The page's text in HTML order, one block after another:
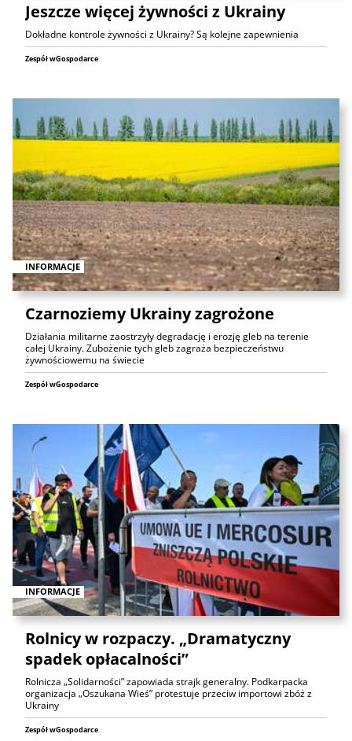
Jeszcze więcej żywności z Ukrainy
Dokładne kontrole żywności z Ukrainy? Są kolejne zapewnienia
Zespół wGospodarce
INFORMACJE
Czarnoziemy Ukrainy zagrożone
Działania militarne zaostrzyły degradację i erozję gleb na terenie
całej Ukrainy. Zubożenie tych gleb zagraża bezpieczeństwu
żywnościowemu na świecie
Zespół wGospodarce
INFORMACJE
Rolnicy w rozpaczy. „Dramatyczny
spadek opłacalności”
Rolnicza „Solidarności” zapowiada strajk generalny. Podkarpacka
organizacja „Oszukana Wieś” protestuje przeciw importowi zbóż z
Ukrainy
Zespół wGospodarce